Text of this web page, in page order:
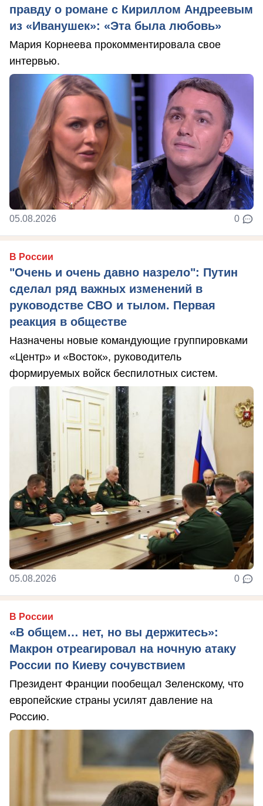
правду о романе с Кириллом Андреевым
из «Иванушек»: «Эта была любовь»
Мария Корнеева прокомментировала свое
интервью.
05.08.2026 0
В России
"Очень и очень давно назрело": Путин
сделал ряд важных изменений в
руководстве СВО и тылом. Первая
реакция в обществе
Назначены новые командующие группировками
«Центр» и «Восток», руководитель
формируемых войск беспилотных систем.
05.08.2026 0
В России
«В общем… нет, но вы держитесь»:
Макрон отреагировал на ночную атаку
России по Киеву сочувствием
Президент Франции пообещал Зеленскому, что
европейские страны усилят давление на
Россию.